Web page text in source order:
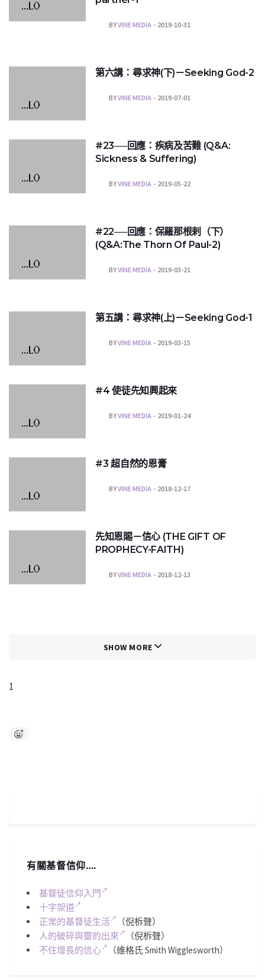
BYVINE MEDIA 2019-10-31
第六講：尋求神(下)－Seeking God-2
BYVINE MEDIA 2019-07-01
#23──回應：疾病及苦難 (Q&A:
Sickness & Suffering)
BYVINE MEDIA 2019-05-22
#22──回應：保羅那根剌（下）
(Q&A:The Thorn Of Paul-2)
BYVINE MEDIA 2019-03-21
第五講：尋求神(上)－Seeking God-1
BYVINE MEDIA 2019-03-15
#4 使徒先知興起來
BYVINE MEDIA 2019-01-24
#3 超自然的恩膏
BYVINE MEDIA 2018-12-17
先知恩賜－信心 (THE GIFT OF
PROPHECY-FAITH)
BYVINE MEDIA 2018-12-13
SHOW MORE
1
有關基督信仰….
基督徒信仰入門
十字架道
正常的基督徒生活
（倪柝聲）
人的破碎與靈的出來
（倪柝聲）
不住增長的信心
（維格氏 Smith Wigglesworth）